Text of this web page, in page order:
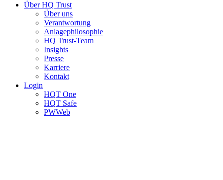
Über HQ Trust
Über uns
Verantwortung
Anlagephilosophie
HQ Trust-Team
Insights
Presse
Karriere
Kontakt
Login
HQT One
HQT Safe
PWWeb